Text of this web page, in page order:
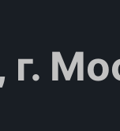
г.